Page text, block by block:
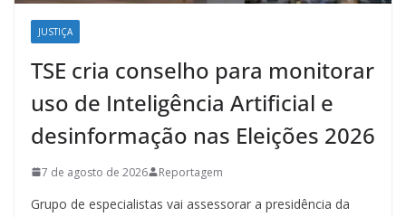
JUSTIÇA
TSE cria conselho para monitorar
uso de Inteligência Artificial e
desinformação nas Eleições 2026
7 de agosto de 2026 Reportagem
Grupo de especialistas vai assessorar a presidência da